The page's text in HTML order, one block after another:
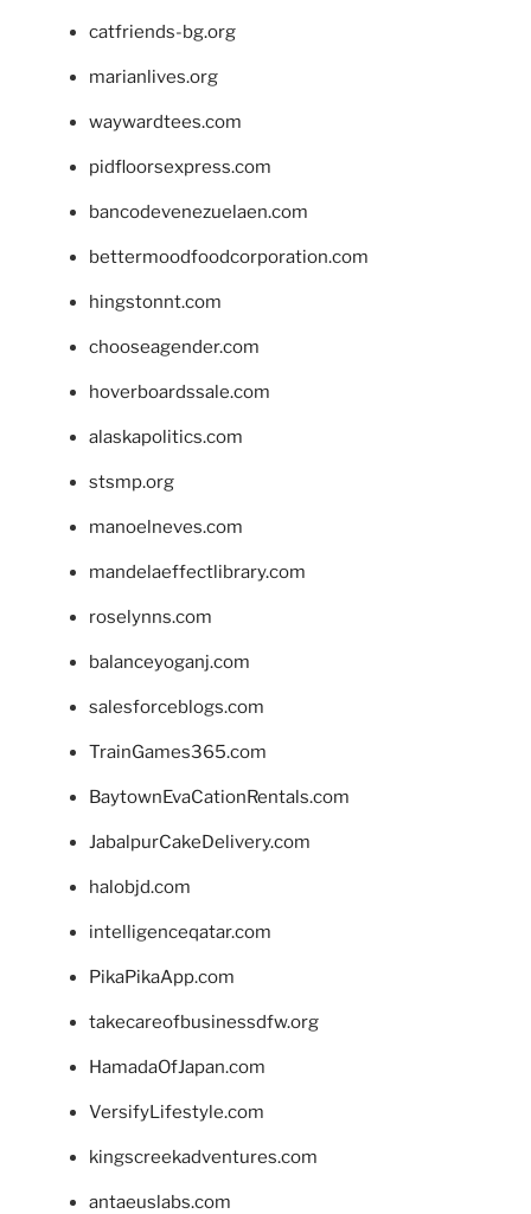
catfriends-bg.org
marianlives.org
waywardtees.com
pidfloorsexpress.com
bancodevenezuelaen.com
bettermoodfoodcorporation.com
hingstonnt.com
chooseagender.com
hoverboardssale.com
alaskapolitics.com
stsmp.org
manoelneves.com
mandelaeffectlibrary.com
roselynns.com
balanceyoganj.com
salesforceblogs.com
TrainGames365.com
BaytownEvaCationRentals.com
JabalpurCakeDelivery.com
halobjd.com
intelligenceqatar.com
PikaPikaApp.com
takecareofbusinessdfw.org
HamadaOfJapan.com
VersifyLifestyle.com
kingscreekadventures.com
antaeuslabs.com